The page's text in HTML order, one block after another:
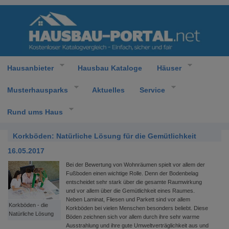
Hausanbieter Hausbau Kataloge Häuser
Musterhausparks Aktuelles Service
Rund ums Haus
Korkböden: Natürliche Lösung für die Gemütlichkeit
16.05.2017
Korkböden - die
Natürliche Lösung
Bei der Bewertung von Wohnräumen spielt vor allem der
Fußboden einen wichtige Rolle. Denn der Bodenbelag
entscheidet sehr stark über die gesamte Raumwirkung
und vor allem über die Gemütlichkeit eines Raumes.
Neben Laminat, Fliesen und Parkett sind vor allem
Korkböden bei vielen Menschen besonders beliebt. Diese
Böden zeichnen sich vor allem durch ihre sehr warme
Ausstrahlung und ihre gute Umweltverträglichkeit aus und